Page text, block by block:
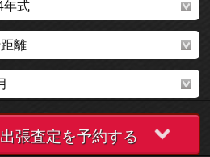
出張査定を予約する